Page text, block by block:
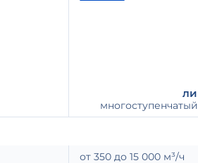
от 350 до 15 000 м³/ч